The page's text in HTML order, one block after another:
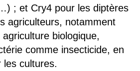
; et Cry4 pour les diptères
agriculteurs, notamment
biologique,
comme insecticide, en
les cultures.